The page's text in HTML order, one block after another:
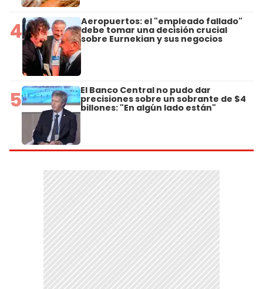
4 Aeropuertos: el "empleado fallado"
debe tomar una decisión crucial
sobre Eurnekian y sus negocios
5 El Banco Central no pudo dar
precisiones sobre un sobrante de $4
billones: "En algún lado están"